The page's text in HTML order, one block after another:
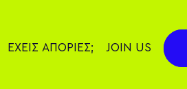
ΕΧΕΙΣ ΑΠΟΡΙΕΣ; JOIN US